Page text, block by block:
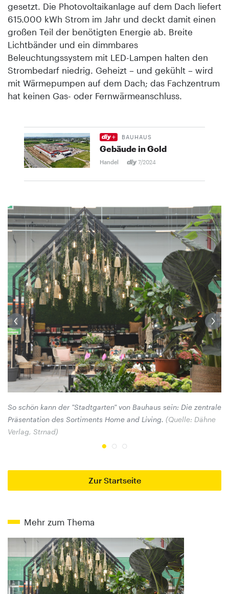
gesetzt. Die Photovoltaikanlage auf dem Dach liefert
615.000 kWh Strom im Jahr und deckt damit einen
großen Teil der benötigten Energie ab. Breite
Lichtbänder und ein dimmbares
Beleuchtungssystem mit LED-Lampen halten den
Strombedarf niedrig. Geheizt – und gekühlt – wird
mit Wärmepumpen auf dem Dach; das Fachzentrum
hat keinen Gas- oder Fernwärmeanschluss.
BAUHAUS
Gebäude in Gold
Handel 7/2024
So schön kann der "Stadtgarten" von Bauhaus sein: Die zentrale
Präsentation des Sortiments Home and Living. (Quelle: Dähne
Verlag, Strnad)
Zur Startseite
Mehr zum Thema